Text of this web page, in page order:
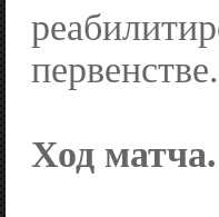
первенстве.
Ход матча.